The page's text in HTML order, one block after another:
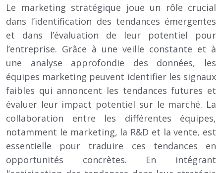
Le marketing stratégique joue un rôle crucial
dans l’identification des tendances émergentes
et dans l’évaluation de leur potentiel pour
l’entreprise. Grâce à une veille constante et à
une analyse approfondie des données, les
équipes marketing peuvent identifier les signaux
faibles qui annoncent les tendances futures et
évaluer leur impact potentiel sur le marché. La
collaboration entre les différentes équipes,
notamment le marketing, la R&D et la vente, est
essentielle pour traduire ces tendances en
opportunités concrètes. En intégrant